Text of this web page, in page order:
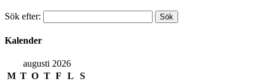
Sök efter:
Kalender
augusti 2026
M T O T F L
S